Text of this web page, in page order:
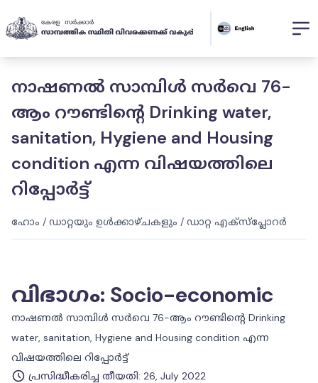
നാഷണൽ സാമ്പിൾ സർവെ 76-
ആം റൗണ്ടിന്റെ Drinking water,
sanitation, Hygiene and Housing
condition എന്ന വിഷയത്തിലെ
റിപ്പോർട്ട്
ഹോം / ഡാറ്റയും ഉൾക്കാഴ്ചകളും / ഡാറ്റ എക്സ്പ്ലോറർ
വിഭാഗം: Socio-economic
നാഷണൽ സാമ്പിൾ സർവെ 76-ആം റൗണ്ടിന്റെ Drinking
water, sanitation, Hygiene and Housing condition എന്ന
വിഷയത്തിലെ റിപ്പോർട്ട്
പ്രസിദ്ധീകരിച്ച തീയതി: 26, July 2022